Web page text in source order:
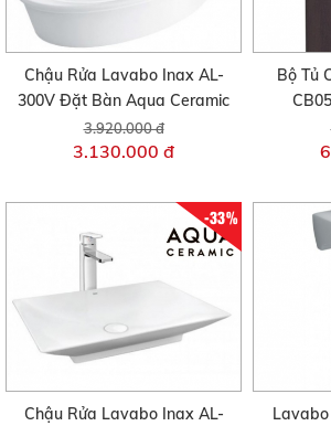
Chậu Rửa Lavabo Inax AL-
300V Đặt Bàn Aqua Ceramic
3.920.000 đ
3.130.000 đ
Bộ Tủ
-33%
Chậu Rửa Lavabo Inax AL-
Lavabo